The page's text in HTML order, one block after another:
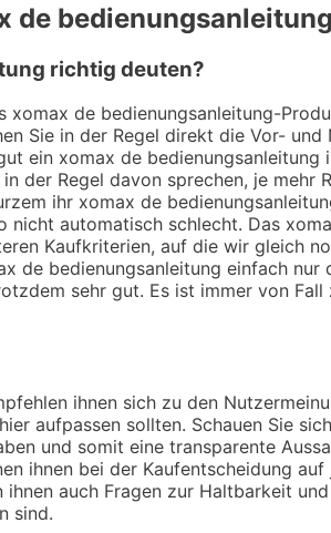
de bedienungsanleitung
richtig deuten?
de bedienungsanleitung-
Sie in der Regel direkt die Vor-
ein xomax de
der Regel davon sprechen, je mehr
ihr xomax de
nicht automatisch schlecht. Das
Kaufkriterien, auf die wir gleich
de bedienungsanleitung einfach
sehr gut. Es ist immer von
ihnen sich zu den
aufpassen sollten. Schauen Sie
und somit eine transparente
ihnen bei der Kaufentscheidung
auch Fragen zur Haltbarkeit
sind.